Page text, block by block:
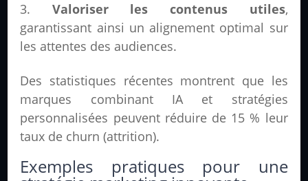
Valoriser les contenus utiles,
garantissant ainsi un alignement optimal sur
les attentes des audiences.
Des statistiques récentes montrent que les
marques combinant IA et stratégies
personnalisées peuvent réduire de 15 % leur
taux de churn (attrition).
Exemples pratiques pour une